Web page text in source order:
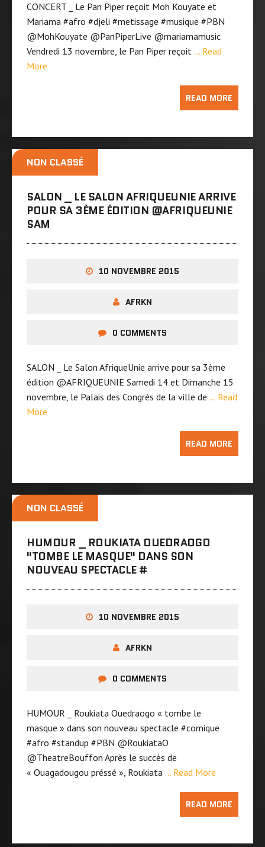
CONCERT _ Le Pan Piper reçoit Moh Kouyate et
Mariama ‪#‎afro‬ ‪#‎djeli‬ ‪#‎metissage‬ ‪#‎musique‬ ‪#‎PBN‬
@MohKouyate @PanPiperLive @mariamamusic
Vendredi 13 novembre, le Pan Piper reçoit … Read
More
READ MORE
NON CLASSÉ
SALON _ LE SALON AFRIQUEUNIE ARRIVE
POUR SA 3ÈME ÉDITION @AFRIQUEUNIE
SAM
10 NOVEMBRE 2015
AFRKN
0 COMMENTS
SALON _ Le Salon AfriqueUnie arrive pour sa 3ème
édition @AFRIQUEUNIE Samedi 14 et Dimanche 15
novembre, le Palais des Congrès de la ville de … Read
More
READ MORE
NON CLASSÉ
HUMOUR _ ROUKIATA OUEDRAOGO
"TOMBE LE MASQUE" DANS SON
NOUVEAU SPECTACLE ‪#
10 NOVEMBRE 2015
AFRKN
0 COMMENTS
HUMOUR _ Roukiata Ouedraogo « tombe le
masque » dans son nouveau spectacle ‪#‎comique‬
‪#‎afro‬ ‪#‎standup‬ ‪#‎PBN‬ @RoukiataO
@TheatreBouffon Après le succès de
« Ouagadougou préssé », Roukiata … Read More
READ MORE